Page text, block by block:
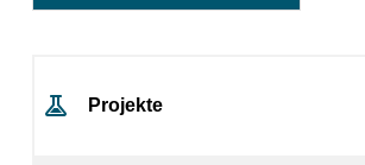
Projekte